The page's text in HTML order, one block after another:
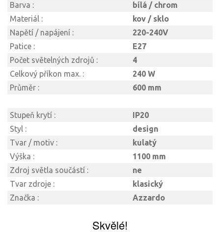
Barva :
bílá / chrom
Materiál :
kov / sklo
Napětí / napájení :
220-240V
Patice :
E27
Počet světelných zdrojů :
4
Celkový příkon max. :
240 W
Průměr :
600 mm
Stupeň krytí :
IP20
Styl :
design
Tvar / motiv :
kulatý
Výška :
1100 mm
Zdroj světla součástí :
ne
Tvar zdroje :
klasický
Značka :
Azzardo